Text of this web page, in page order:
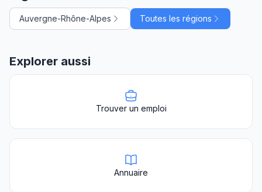
Auvergne-Rhône-Alpes Toutes les régions
Explorer aussi
Trouver un emploi
Annuaire